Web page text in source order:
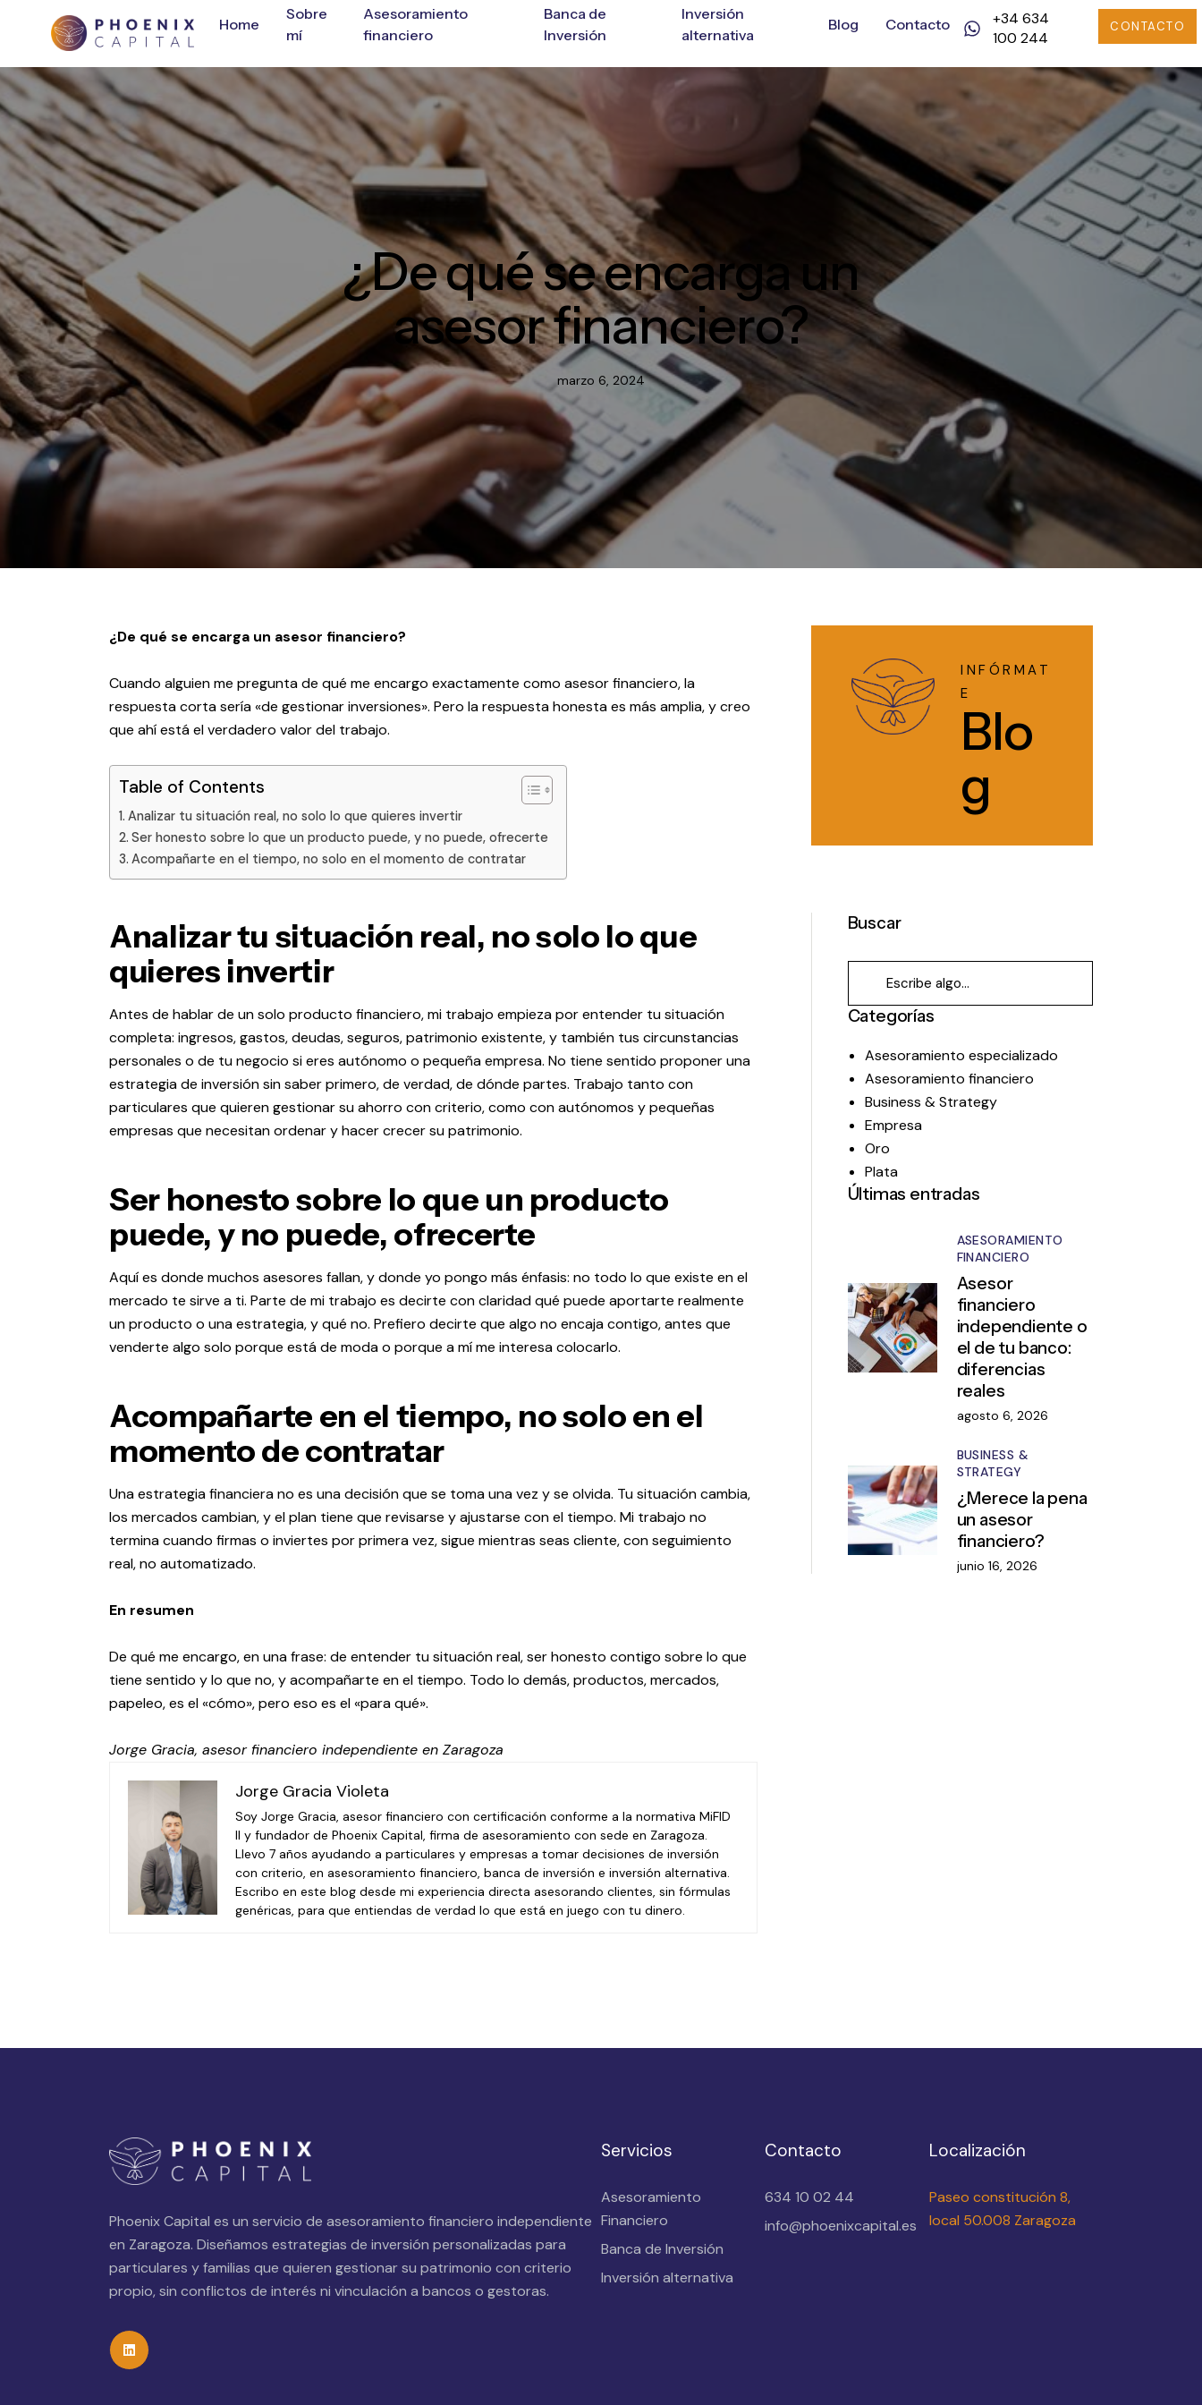
Home
Sobre
mí
Asesoramiento
financiero
Banca de
Inversión
Inversión
alternativa
Blog Contacto
+34 634
100 244
CONTACTO
¿De qué se encarga un
asesor financiero?
marzo 6, 2024
¿De qué se encarga un asesor financiero?
Cuando alguien me pregunta de qué me encargo exactamente como asesor financiero, la
respuesta corta sería «de gestionar inversiones». Pero la respuesta honesta es más amplia, y creo
que ahí está el verdadero valor del trabajo.
Table of Contents
Analizar tu situación real, no solo lo que quieres invertir
Ser honesto sobre lo que un producto puede, y no puede, ofrecerte
Acompañarte en el tiempo, no solo en el momento de contratar
Analizar tu situación real, no solo lo que
quieres invertir
Antes de hablar de un solo producto financiero, mi trabajo empieza por entender tu situación
completa: ingresos, gastos, deudas, seguros, patrimonio existente, y también tus circunstancias
personales o de tu negocio si eres autónomo o pequeña empresa. No tiene sentido proponer una
estrategia de inversión sin saber primero, de verdad, de dónde partes. Trabajo tanto con
particulares que quieren gestionar su ahorro con criterio, como con autónomos y pequeñas
empresas que necesitan ordenar y hacer crecer su patrimonio.
Ser honesto sobre lo que un producto
puede, y no puede, ofrecerte
Aquí es donde muchos asesores fallan, y donde yo pongo más énfasis: no todo lo que existe en el
mercado te sirve a ti. Parte de mi trabajo es decirte con claridad qué puede aportarte realmente
un producto o una estrategia, y qué no. Prefiero decirte que algo no encaja contigo, antes que
venderte algo solo porque está de moda o porque a mí me interesa colocarlo.
Acompañarte en el tiempo, no solo en el
momento de contratar
Una estrategia financiera no es una decisión que se toma una vez y se olvida. Tu situación cambia,
los mercados cambian, y el plan tiene que revisarse y ajustarse con el tiempo. Mi trabajo no
termina cuando firmas o inviertes por primera vez, sigue mientras seas cliente, con seguimiento
real, no automatizado.
En resumen
De qué me encargo, en una frase: de entender tu situación real, ser honesto contigo sobre lo que
tiene sentido y lo que no, y acompañarte en el tiempo. Todo lo demás, productos, mercados,
papeleo, es el «cómo», pero eso es el «para qué».
Jorge Gracia, asesor financiero independiente en Zaragoza
Jorge Gracia Violeta
Soy Jorge Gracia, asesor financiero con certificación conforme a la normativa MiFID
II y fundador de Phoenix Capital, firma de asesoramiento con sede en Zaragoza.
Llevo 7 años ayudando a particulares y empresas a tomar decisiones de inversión
con criterio, en asesoramiento financiero, banca de inversión e inversión alternativa.
Escribo en este blog desde mi experiencia directa asesorando clientes, sin fórmulas
genéricas, para que entiendas de verdad lo que está en juego con tu dinero.
INFÓRMAT
E
Blo
g
Buscar
Categorías
Asesoramiento especializado
Asesoramiento financiero
Business & Strategy
Empresa
Oro
Plata
Últimas entradas
ASESORAMIENTO
FINANCIERO
Asesor
financiero
independiente o
el de tu banco:
diferencias
reales
agosto 6, 2026
BUSINESS &
STRATEGY
¿Merece la pena
un asesor
financiero?
junio 16, 2026
Phoenix Capital es un servicio de asesoramiento financiero independiente
en Zaragoza. Diseñamos estrategias de inversión personalizadas para
particulares y familias que quieren gestionar su patrimonio con criterio
propio, sin conflictos de interés ni vinculación a bancos o gestoras.
Servicios
Asesoramiento
Financiero
Banca de Inversión
Inversión alternativa
Contacto
634 10 02 44
info@phoenixcapital.es
Localización
Paseo constitución 8,
local 50.008 Zaragoza